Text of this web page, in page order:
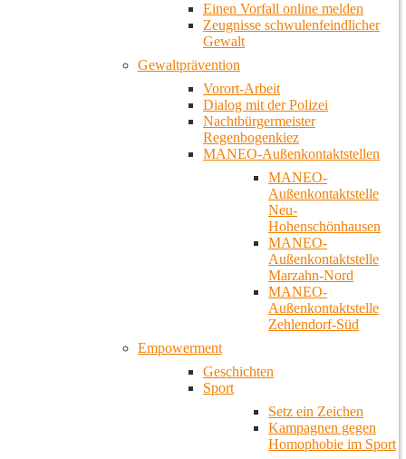
Einen Vorfall online melden
Zeugnisse schwulenfeindlicher
Gewalt
Gewaltprävention
Vorort-Arbeit
Dialog mit der Polizei
Nachtbürgermeister
Regenbogenkiez
MANEO-Außenkontaktstellen
MANEO-
Außenkontaktstelle
Neu-
Hohenschönhausen
MANEO-
Außenkontaktstelle
Marzahn-Nord
MANEO-
Außenkontaktstelle
Zehlendorf-Süd
Empowerment
Geschichten
Sport
Setz ein Zeichen
Kampagnen gegen
Homophobie im Sport